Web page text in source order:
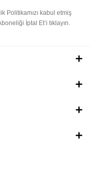
Politikamızı kabul etmiş
İptal Et’i tıklayın.